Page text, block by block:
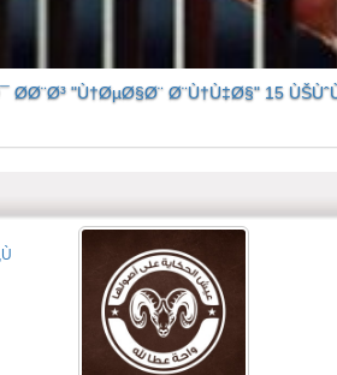
Ø­Ø¨Ø³ "Ù†ØµØ§Ø¨ Ø¨Ù†Ù‡Ø§" 15